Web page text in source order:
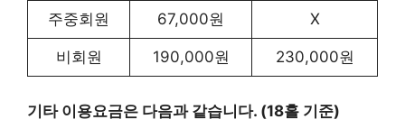
주중회원 67,000원 X
비회원 190,000원 230,000원
기타 이용요금은 다음과 같습니다. (18홀 기준)